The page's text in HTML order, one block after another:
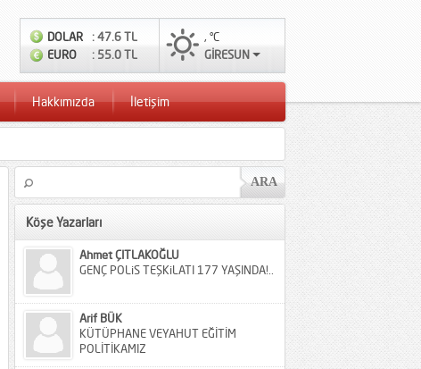
DOLAR
: 47.6 TL
EURO
: 55.0 TL
, °C
GİRESUN
Hakkımızda İletişim
Köşe Yazarları
Ahmet ÇITLAKOĞLU
GENÇ POLiS TEŞKiLATI 177 YAŞINDA!..
Arif BÜK
KÜTÜPHANE VEYAHUT EĞİTİM
POLİTİKAMIZ